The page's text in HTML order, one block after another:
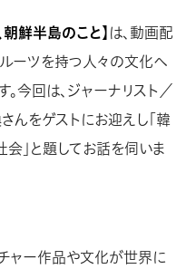
朝鮮半島のこと】は、動画配
ーツを持つ人々の文化へ
今回は、ジャーナリスト／
んをゲストにお迎えし「韓
」と題してお話を伺いま
ャー作品や文化が世界に